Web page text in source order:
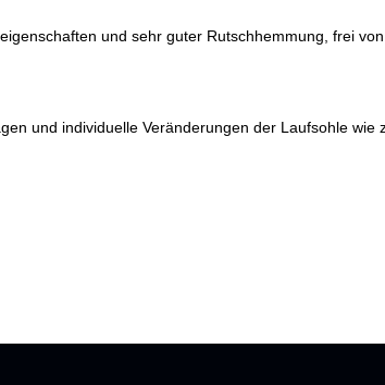
und sehr guter Rutschhemmung, frei
und individuelle Veränderungen der Laufsohle